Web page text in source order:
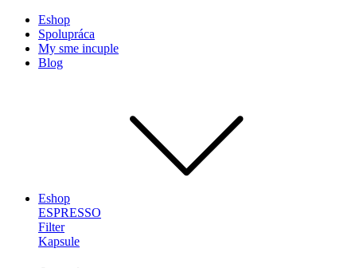
Eshop
Spolupráca
My sme incuple
Blog
Eshop
ESPRESSO
Filter
Kapsule